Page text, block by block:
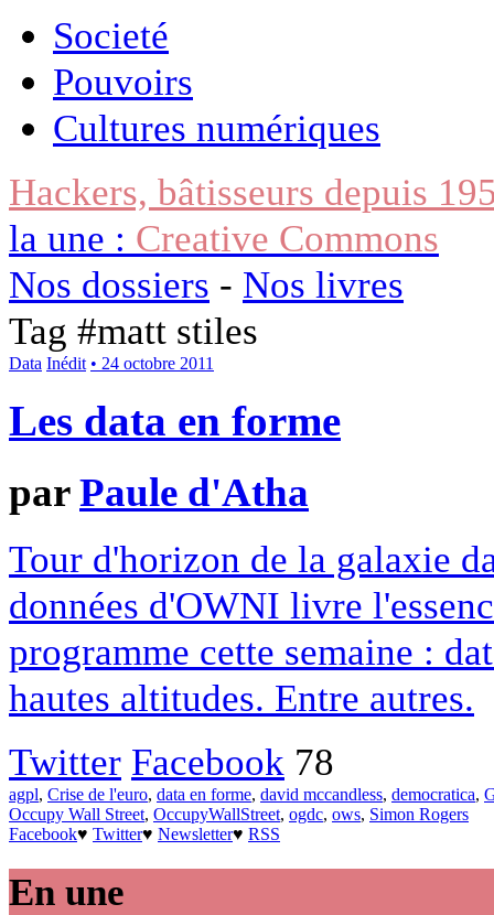
Societé
Pouvoirs
Cultures numériques
Hackers, bâtisseurs depuis
la une : Creative Commons
Nos dossiers - Nos livres
Tag #matt stiles
Data Inédit • 24 octobre 2011
Les data en forme
parPaule d'Atha
Tour d'horizon de la galaxie
données d'OWNI livre
programme cette semaine :
hautes altitudes. Entre autres.
Twitter Facebook 78
agpl, Crise de l'euro, data en forme, david mccandless, democratica,
Occupy Wall Street, OccupyWallStreet, ogdc, ows, Simon Rogers
Facebook♥ Twitter♥ Newsletter♥ RSS
En une